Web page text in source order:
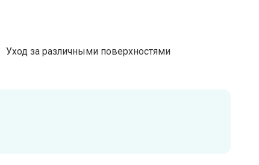
Уход за различными поверхностями